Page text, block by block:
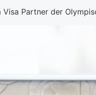
Visa Partner der